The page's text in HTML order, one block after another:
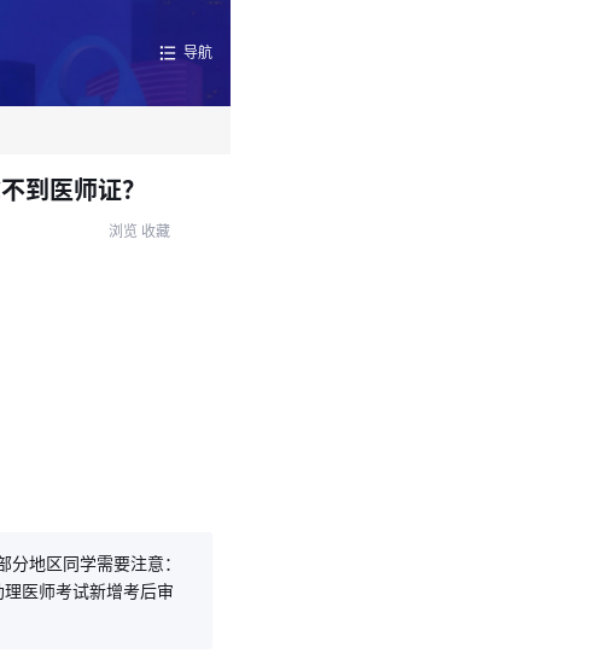
导航
到医师证？
浏览 收藏
地区同学需要注意：
医师考试新增考后审